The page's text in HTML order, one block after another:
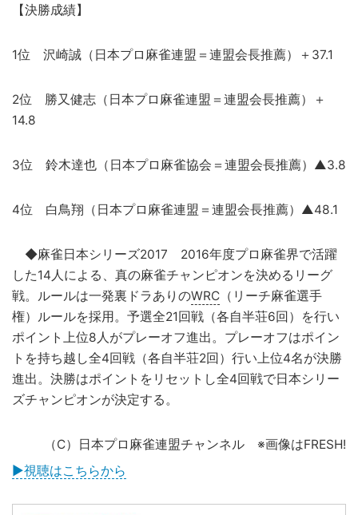
【決勝成績】
1位 沢崎誠（日本プロ麻雀連盟＝連盟会長推薦）＋37.1
2位 勝又健志（日本プロ麻雀連盟＝連盟会長推薦）＋
14.8
3位 鈴木達也（日本プロ麻雀協会＝連盟会長推薦）▲3.8
4位 白鳥翔（日本プロ麻雀連盟＝連盟会長推薦）▲48.1
◆麻雀日本シリーズ2017 2016年度プロ麻雀界で活躍
した14人による、真の麻雀チャンピオンを決めるリーグ
戦。ルールは一発裏ドラありのWRC （リーチ麻雀選手
権）ルールを採用。予選全21回戦（各自半荘6回）を行い
ポイント上位8人がプレーオフ進出。プレーオフはポイン
トを持ち越し全4回戦（各自半荘2回）行い上位4名が決勝
進出。決勝はポイントをリセットし全4回戦で日本シリー
ズチャンピオンが決定する。
（C）日本プロ麻雀連盟チャンネル ※画像はFRESH!
▶視聴はこちらから